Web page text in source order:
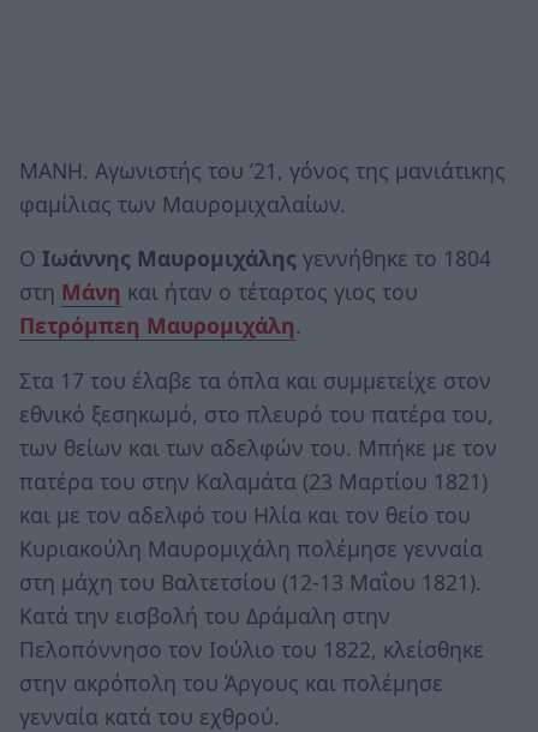
ΜΑΝΗ. Αγωνιστής του ’21, γόνος της μανιάτικης
φαμίλιας των Μαυρομιχαλαίων.
Ο Ιωάννης Μαυρομιχάλης γεννήθηκε το 1804
στη Μάνη και ήταν ο τέταρτος γιος του
Πετρόμπεη Μαυρομιχάλη.
Στα 17 του έλαβε τα όπλα και συμμετείχε στον
εθνικό ξεσηκωμό, στο πλευρό του πατέρα του,
των θείων και των αδελφών του. Μπήκε με τον
πατέρα του στην Καλαμάτα (23 Μαρτίου 1821)
και με τον αδελφό του Ηλία και τον θείο του
Κυριακούλη Μαυρομιχάλη πολέμησε γενναία
στη μάχη του Βαλτετσίου (12-13 Μαΐου 1821).
Κατά την εισβολή του Δράμαλη στην
Πελοπόννησο τον Ιούλιο του 1822, κλείσθηκε
στην ακρόπολη του Άργους και πολέμησε
γενναία κατά του εχθρού.